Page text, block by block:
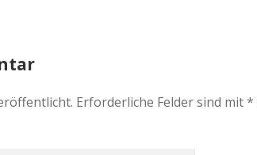
Erforderliche Felder sind mit*